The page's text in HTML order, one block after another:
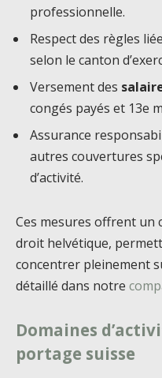
professionnelle.
Respect des règles
selon le canton
Versement des
congés payés et 13e
Assurance
autres couvertures
d’activité.
Ces mesures offrent un
droit helvétique,
concentrer pleinement
détaillé dans notre
Domaines
portage suisse